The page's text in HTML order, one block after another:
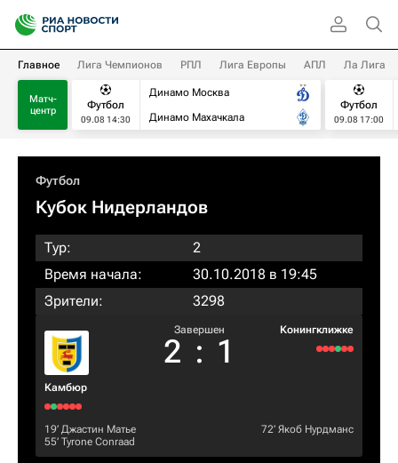
Главное Лига Чемпионов РПЛ Лига Европы АПЛ Ла Лига
Матч-
центр
Футбол
09.08 14:30
Динамо Москва
Динамо Махачкала
Футбол
09.08 17:00
Футбол
Кубок Нидерландов
Тур:
2
Время начала:
30.10.2018 в 19:45
Зрители:
3298
Камбюр
Завершен
2 : 1
Конингклижке
19‎’‎ Джастин Матье
55‎’‎ Tyrone Conraad
72‎’‎ Якоб Нурдманс